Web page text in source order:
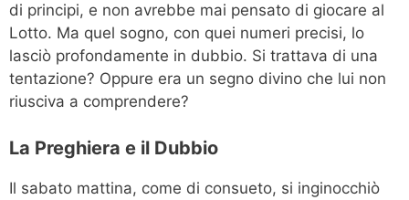
di principi, e non avrebbe mai pensato di giocare al
Lotto. Ma quel sogno, con quei numeri precisi, lo
lasciò profondamente in dubbio. Si trattava di una
tentazione? Oppure era un segno divino che lui non
riusciva a comprendere?
La Preghiera e il Dubbio
Il sabato mattina, come di consueto, si inginocchiò